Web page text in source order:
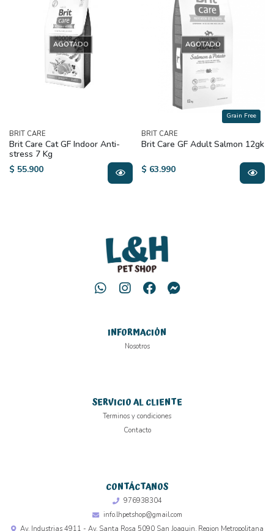
AGOTADO
BRIT CARE
Brit Care Cat GF Indoor Anti-
stress 7 Kg
$ 55.900
AGOTADO
Grain Free
BRIT CARE
Brit Care GF Adult Salmon 12gk
$ 63.990
INFORMACIÓN
Nosotros
SERVICIO AL CLIENTE
Terminos y condiciones
Contacto
CONTÁCTANOS
976938304
info.lhpetshop@gmail.com
Av. Industrias 4911 - Av. Santa Rosa 5090 San Joaquin, Region Metropolitana